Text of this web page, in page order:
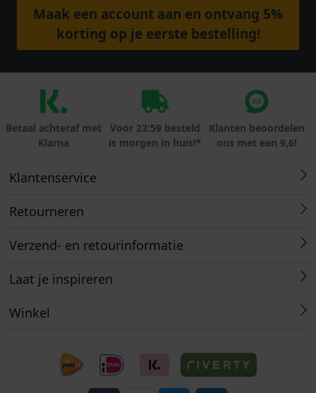
Maak een account aan en ontvang 5%
korting op je eerste bestelling!
Betaal achteraf met
Klarna
Voor 23:59 besteld
is morgen in huis!*
Klanten beoordelen
ons met een 9,6!
Klantenservice
Retourneren
Verzend- en retourinformatie
Laat je inspireren
Winkel